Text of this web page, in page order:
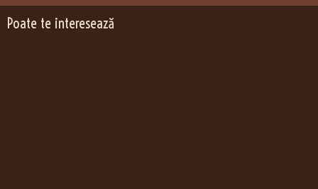
Poate te interesează